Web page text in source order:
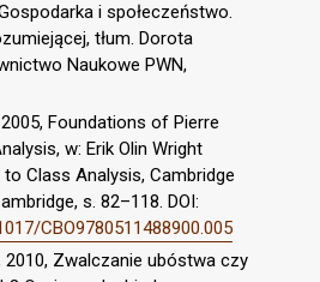
i społeczeństwo.
tłum. Dorota
Naukowe PWN,
Foundations of Pierre
w: Erik Olin Wright
Class Analysis, Cambridge
s. 82–118. DOI:
CBO9780511488900.005
2010, Zwalczanie ubóstwa czy